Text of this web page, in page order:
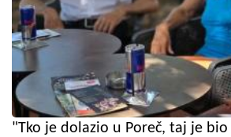
"Tko je dolazio u Poreč, taj je